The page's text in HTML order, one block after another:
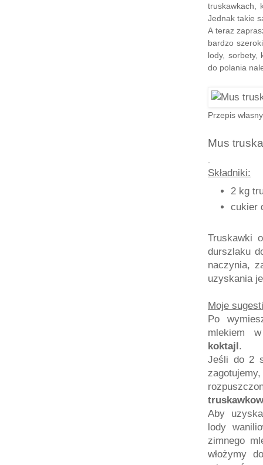
truskawkach,
Jednak takie
A teraz
bardzo
lody, sorbety,
do polania
Przepis własny
Mus
Składniki:
2 kg
cukier
Truskawki
durszlaku
naczynia,
uzyskania
Moje
Po
mlekiem
koktajl .
Jeśli do 2
Aby
lody
zimnego
włożymy